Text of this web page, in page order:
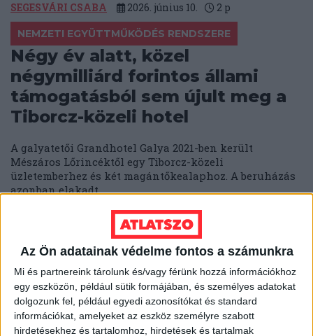
Az Ön adatainak védelme fontos a számunkra
Mi és partnereink tárolunk és/vagy férünk hozzá információkhoz
egy eszközön, például sütik formájában, és személyes adatokat
dolgozunk fel, például egyedi azonosítókat és standard
információkat, amelyeket az eszköz személyre szabott
hirdetésekhez és tartalomhoz, hirdetések és tartalmak
SEGESVÁRI CSABA 2026. június 10. 2 p
NEMZETI EGYÜTTMŰKÖDÉS RENDSZERE
Négy év alatt, közel
négymilliárd forintos állami
támogatásból sem újult meg a
Tiborcz-közeli hotel
A galyatetői Grandhotel Galya 2021-ben került
Mészáros Lőrincéktől egy Tiborcz-közeli
üzletemberhez és két magántőkealaphoz. A beruházás
azonban elakadt.
2026. június 8. 8
AKKUHULLADÉK
„Egy szappangyár is veszélyes"
– két polgármester, két
akkufeldolgozó